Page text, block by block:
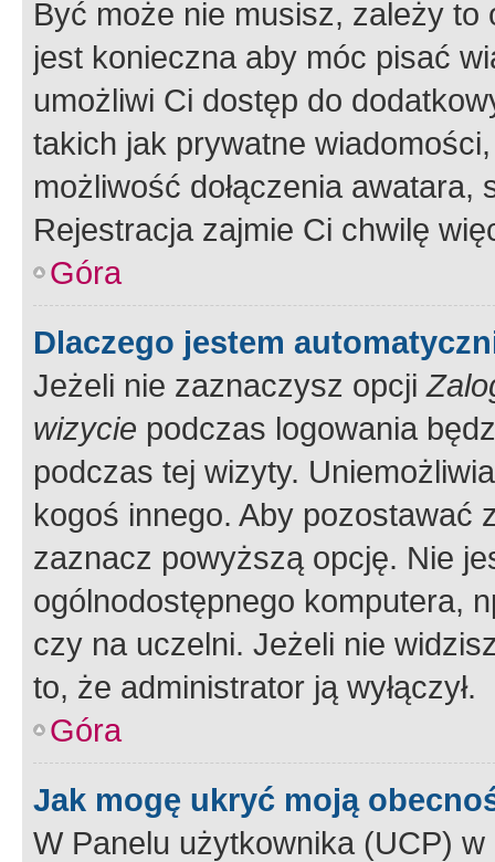
Być może nie musisz, zależy
jest konieczna aby móc pisać
umożliwi Ci dostęp do
takich jak prywatne
możliwość dołączenia
Rejestracja zajmie Ci chwilę
Góra
Dlaczego jestem
Jeżeli nie zaznaczysz opcji
wizycie podczas logowania
podczas tej wizyty.
kogoś innego. Aby pozostawać
zaznacz powyższą opcję. Nie
ogólnodostępnego komputera,
czy na uczelni. Jeżeli nie
to, że administrator ją wyłączył.
Góra
Jak mogę ukryć moją
W Panelu użytkownika (UCP) w